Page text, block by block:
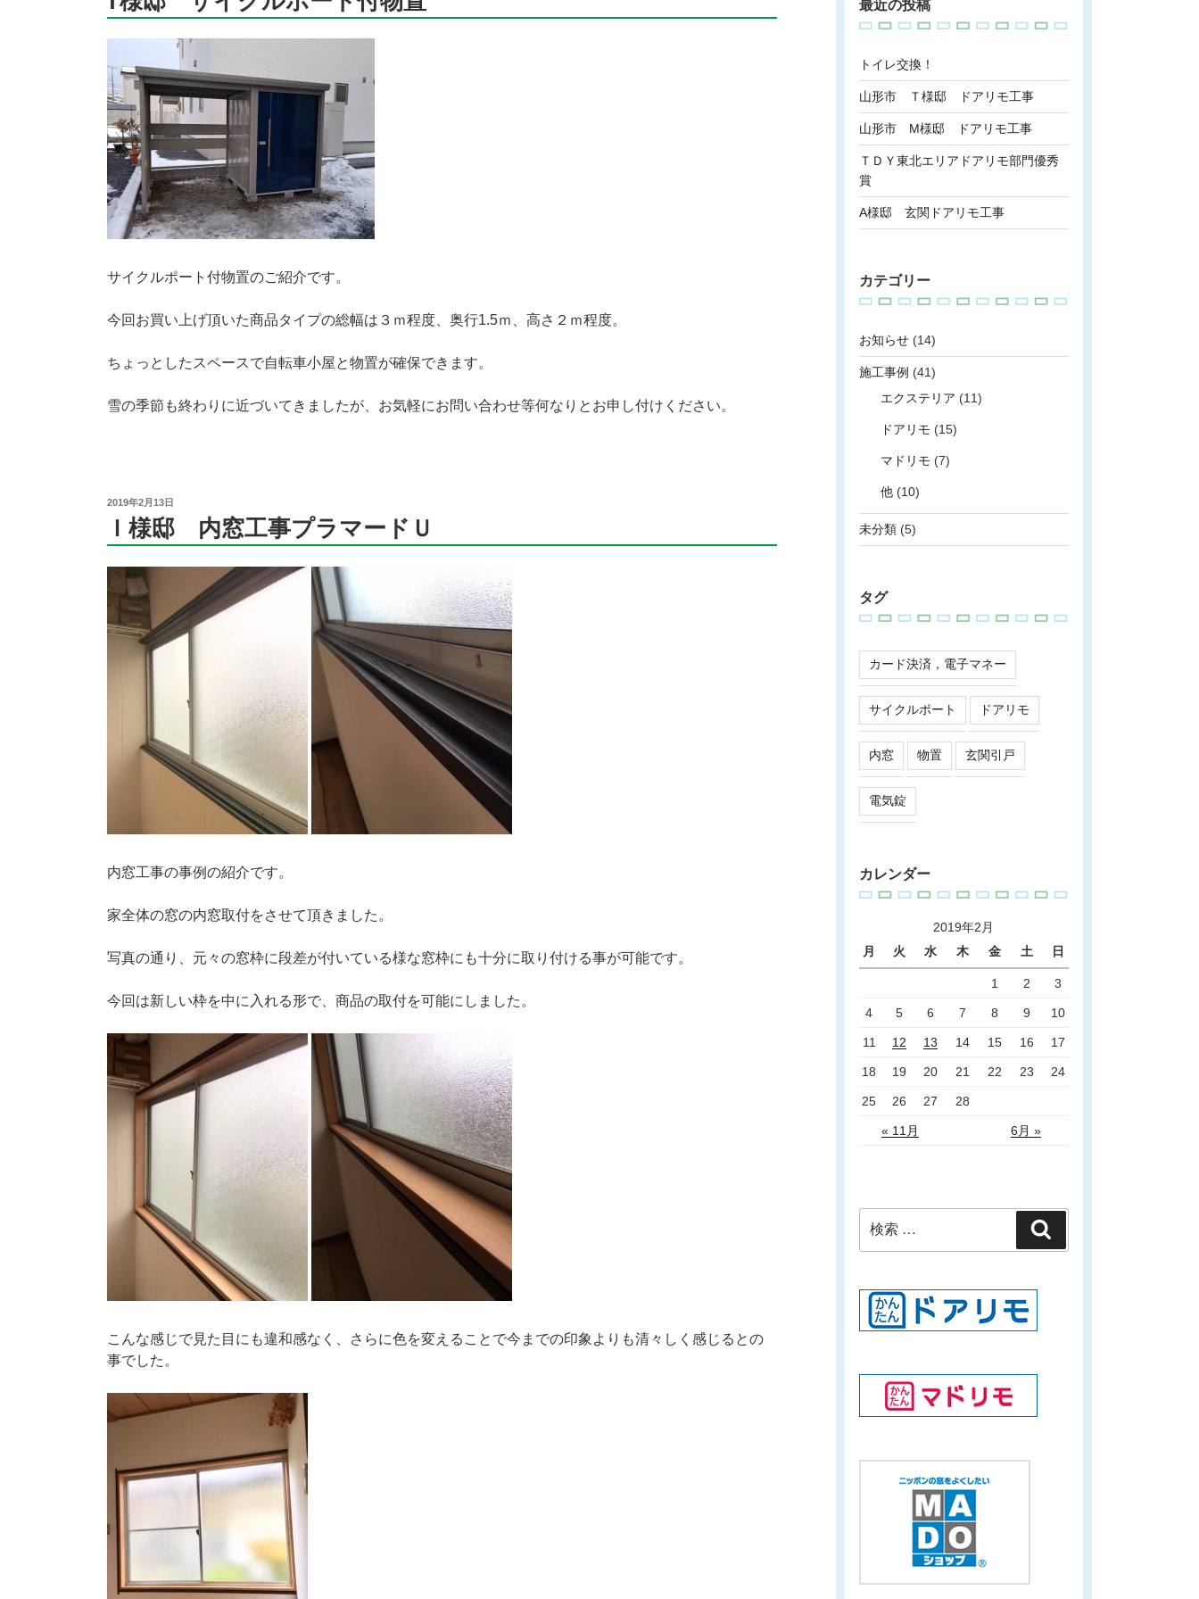
日:
サイクルポート付物置のご紹介です。
今回お買い上げ頂いた商品タイプの総幅は３ｍ程度、奥行1.5ｍ、高さ２ｍ程度。
ちょっとしたスペースで自転車小屋と物置が確保できます。
雪の季節も終わりに近づいてきましたが、お気軽にお問い合わせ等何なりとお申し付けください。
投
稿
2019年2月13日
Ｉ様邸 内窓工事プラマードＵ
内窓工事の事例の紹介です。
家全体の窓の内窓取付をさせて頂きました。
写真の通り、元々の窓枠に段差が付いている様な窓枠にも十分に取り付ける事が可能です。
今回は新しい枠を中に入れる形で、商品の取付を可能にしました。
こんな感じで見た目にも違和感なく、さらに色を変えることで今までの印象よりも清々しく感じるとの
事でした。
最近の投稿
トイレ交換！
山形市 Ｔ様邸 ドアリモ工事
山形市 M様邸 ドアリモ工事
ＴＤＹ東北エリアドアリモ部門優秀
賞
A様邸 玄関ドアリモ工事
カテゴリー
お知らせ(14)
施工事例 (41)
エクステリア (11)
ドアリモ (15)
マドリモ (7)
他(10)
未分類(5)
タグ
カード決済，電子マネー
サイクルポート ドアリモ
内窓 物置 玄関引戸
電気錠
カレンダー
2019年2月
月
火 水 木 金 土 日
« 11月 6月 »
1 2 3
4 5 6 7 8 9 10
11 12 13 14 15 16 17
18 19 20 21 22 23 24
25 26 27 28
索:
索